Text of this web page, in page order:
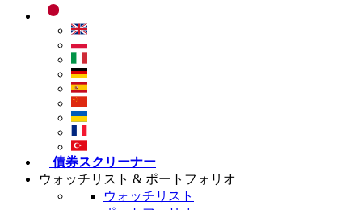
債券スクリーナー
ウォッチリスト & ポートフォリオ
ウォッチリスト